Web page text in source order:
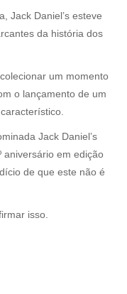
Jack Daniel’s esteve
da história dos
um momento
o lançamento de um
Jack Daniel’s
aniversário em edição
de que este não é
isso.